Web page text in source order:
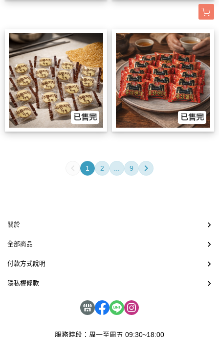
已售完 已售完
1 2 ... 9
服務時段：周一至周五 09:30~18:00
關於
全部商品
付款方式說明
隱私權條款